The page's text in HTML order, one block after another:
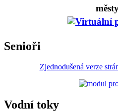
Senioři
Zjednodušená verze
Vodní toky